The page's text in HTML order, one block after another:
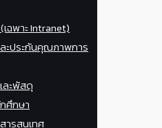
ฉพาะ Intranet)
ะประกันคุณภาพการ
ละพัสดุ
ศึกษา
ารสนเทศ